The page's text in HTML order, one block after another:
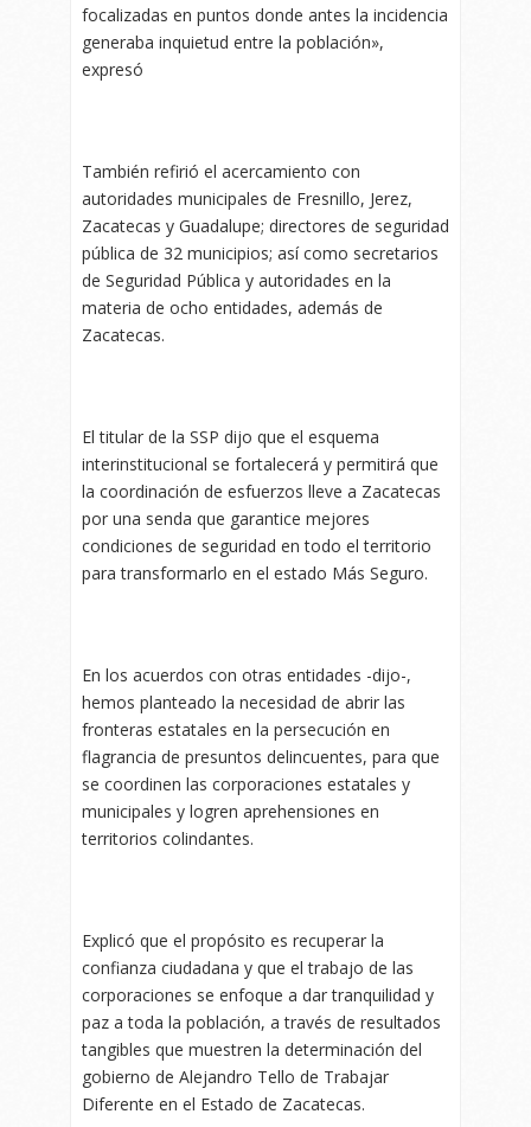
focalizadas en puntos donde antes la incidencia
generaba inquietud entre la población»,
expresó
También refirió el acercamiento con
autoridades municipales de Fresnillo, Jerez,
Zacatecas y Guadalupe; directores de seguridad
pública de 32 municipios; así como secretarios
de Seguridad Pública y autoridades en la
materia de ocho entidades, además de
Zacatecas.
El titular de la SSP dijo que el esquema
interinstitucional se fortalecerá y permitirá que
la coordinación de esfuerzos lleve a Zacatecas
por una senda que garantice mejores
condiciones de seguridad en todo el territorio
para transformarlo en el estado Más Seguro.
En los acuerdos con otras entidades -dijo-,
hemos planteado la necesidad de abrir las
fronteras estatales en la persecución en
flagrancia de presuntos delincuentes, para que
se coordinen las corporaciones estatales y
municipales y logren aprehensiones en
territorios colindantes.
Explicó que el propósito es recuperar la
confianza ciudadana y que el trabajo de las
corporaciones se enfoque a dar tranquilidad y
paz a toda la población, a través de resultados
tangibles que muestren la determinación del
gobierno de Alejandro Tello de Trabajar
Diferente en el Estado de Zacatecas.